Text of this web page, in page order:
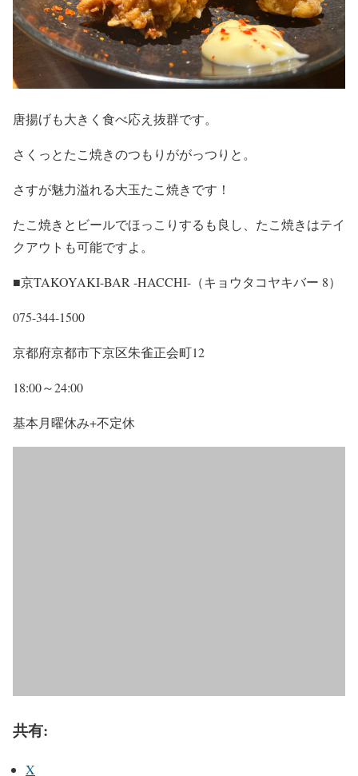
唐揚げも大きく食べ応え抜群です。
さくっとたこ焼きのつもりががっつりと。
さすが魅力溢れる大玉たこ焼きです！
たこ焼きとビールでほっこりするも良し、たこ焼きはテイ
クアウトも可能ですよ。
■京TAKOYAKI-BAR -HACCHI-（キョウタコヤキバー 8）
075-344-1500
京都府京都市下京区朱雀正会町12
18:00～24:00
基本月曜休み+不定休
共有:
X